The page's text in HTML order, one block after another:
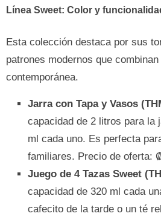
Línea Sweet: Color y
Esta colección destaca por sus
patrones modernos que
contemporánea.
Jarra con Tapa y Vasos
capacidad de 2 litros para la
ml cada uno. Es perfecta
familiares. Precio de oferta:
Juego de 4 Tazas Sweet
capacidad de 320 ml cada
cafecito de la tarde o un té